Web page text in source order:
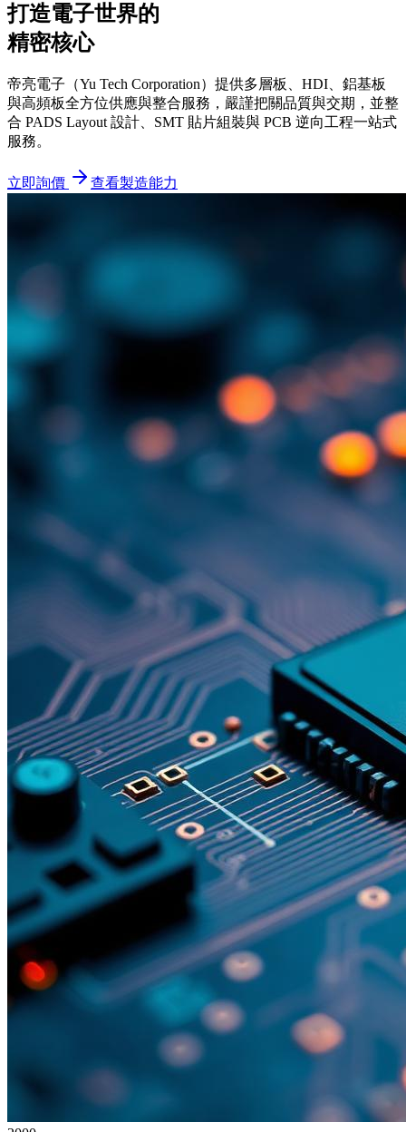
打造電子世界的
精密核心
帝亮電子（Yu Tech Corporation）提供多層板、HDI、鋁基板
與高頻板全方位供應與整合服務，嚴謹把關品質與交期，並整
合 PADS Layout 設計、SMT 貼片組裝與 PCB 逆向工程一站式
服務。
立即詢價 查看製造能力